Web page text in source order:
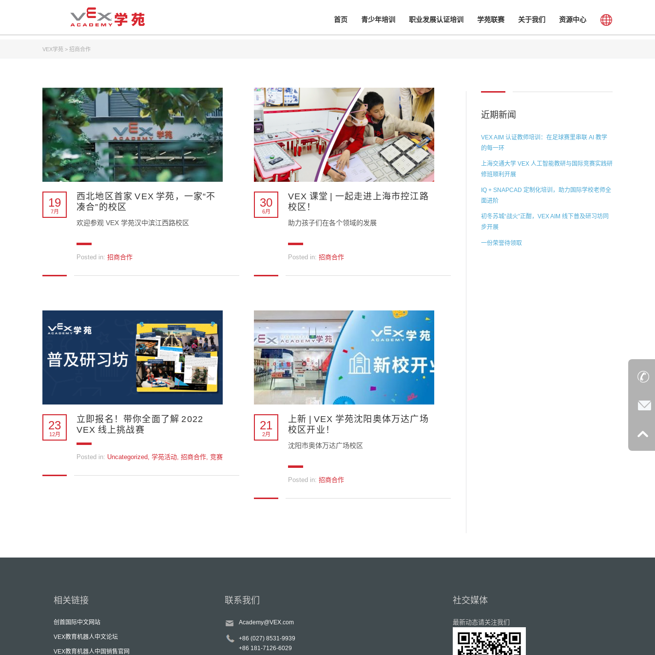
首页 青少年培训 职业发展认证培训 学苑联赛 关于我们 资源中心
VEX学苑 > 招商合作
19
7月
西北地区首家 VEX 学苑，一家“不
凑合”的校区
欢迎参观 VEX 学苑汉中滨江西路校区
Posted in: 招商合作
30
6月
VEX 课堂 | 一起走进上海市控江路
校区！
助力孩子们在各个领域的发展
Posted in: 招商合作
23
12月
立即报名！带你全面了解 2022
VEX 线上挑战赛
Posted in: Uncategorized, 学苑活动, 招商合作, 竞赛
21
2月
上新 | VEX 学苑沈阳奥体万达广场
校区开业！
沈阳市奥体万达广场校区
Posted in: 招商合作
近期新闻
VEX AIM 认证教师培训：在足球赛里串联 AI 教学
的每一环
上海交通大学 VEX 人工智能教研与国际竞赛实践研
修班顺利开展
IQ + SNAPCAD 定制化培训，助力国际学校老师全
面进阶
初冬苏城“战火”正酣，VEX AIM 线下普及研习坊同
步开展
一份荣誉待领取
相关链接
创首国际中文网站
VEX教育机器人中文论坛
VEX教育机器人中国销售官网
联系我们
Academy@VEX.com
+86 (027) 8531-9939
+86 181-7126-6029
社交媒体
最新动态请关注我们